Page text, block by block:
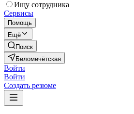
Ищу сотрудника
Сервисы
Помощь
Ещё
Поиск
Беломечётская
Войти
Войти
Создать резюме